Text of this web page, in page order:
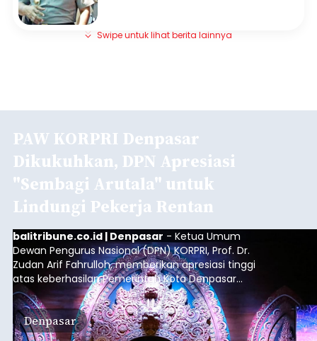
Swipe untuk lihat berita lainnya
PAW KORPRI Denpasar
Dikukuhkan, DPN Apresiasi
"Sembagi Arutala" untuk
Lindungi Pekerja Rentan
balitribune.co.id | Denpasar - Ketua Umum
Dewan Pengurus Nasional (DPN) KORPRI, Prof. Dr.
Zudan Arif Fahrulloh, memberikan apresiasi tinggi
atas keberhasilan Pemerintah Kota Denpasar
dan KORPRI Kota Denpasar dalam
mengimplementasikan program gotong royong
kepedulian sosial bertajuk "Sembagi Arutala".
Denpasar